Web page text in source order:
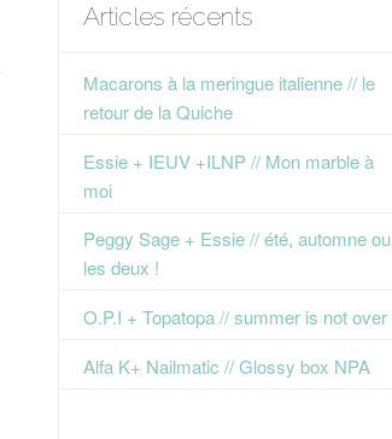
Articles récents
Macarons à la meringue italienne // le
retour de la Quiche
Essie + IEUV +ILNP // Mon marble à
moi
Peggy Sage + Essie // été, automne ou
les deux !
O.P.I + Topatopa // summer is not over
Alfa K+ Nailmatic // Glossy box NPA